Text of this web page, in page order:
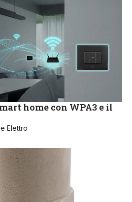
home con WPA3 e il
Elettro